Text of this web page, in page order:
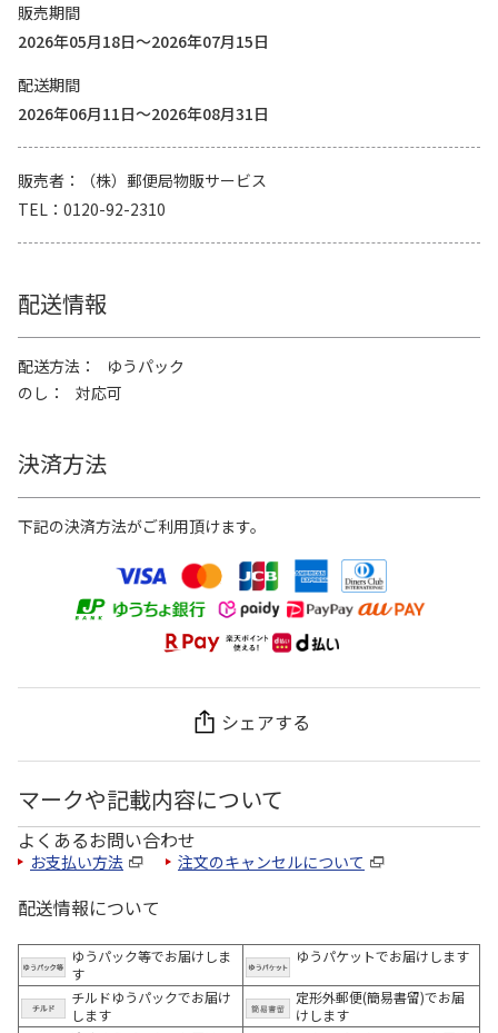
販売期間
2026年05月18日～2026年07月15日
配送期間
2026年06月11日～2026年08月31日
販売者
（株）郵便局物販サービス
TEL
0120-92-2310
配送情報
配送方法
ゆうパック
のし
対応可
決済方法
下記の決済方法がご利用頂けます。
シェアする
マークや記載内容について
よくあるお問い合わせ
お支払い方法 注文のキャンセルについて
配送情報について
ゆうパック等でお届けしま
す
ゆうパケットでお届けします
チルドゆうパックでお届け
します
定形外郵便(簡易書留)でお届
けします